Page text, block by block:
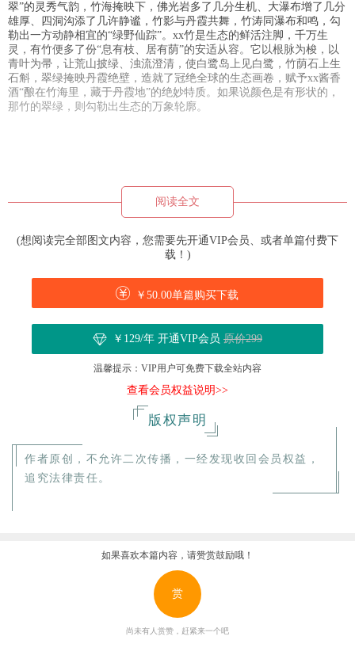
翠”的灵秀气韵，竹海掩映下，佛光岩多了几分生机、大瀑布增了几分
雄厚、四洞沟添了几许静谧，竹影与丹霞共舞，竹涛同瀑布和鸣，勾
勒出一方动静相宜的“绿野仙踪”。xx竹是生态的鲜活注脚，千万生
灵，有竹便多了份“息有枝、居有荫”的安适从容。它以根脉为梭，以
青叶为帚，让荒山披绿、浊流澄清，使白鹭岛上见白鹭，竹荫石上生
石斛，翠绿掩映丹霞绝壁，造就了冠绝全球的生态画卷，赋予xx酱香
酒“酿在竹海里，藏于丹霞地”的绝妙特质。如果说颜色是有形状的，
那竹的翠绿，则勾勒出生态的万象轮廓。
阅读全文
(想阅读完全部图文内容，您需要先开通VIP会员、或者单篇付费下
载！)
￥50.00单篇购买下载
￥129/年 开通VIP会员 原价299
温馨提示：VIP用户可免费下载全站内容
查看会员权益说明>>
版权声明
作者原创，不允许二次传播，一经发现收回会员权益，
追究法律责任。
如果喜欢本篇内容，请赞赏鼓励哦！
赏
尚未有人赏赞，赶紧来一个吧